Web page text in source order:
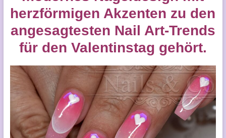
herzförmigen Akzenten zu den
angesagtesten Nail Art-Trends
für den Valentinstag gehört.